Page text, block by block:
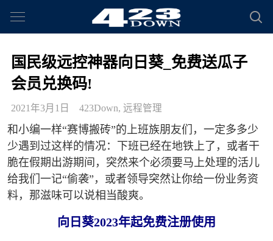
国民级远控神器向日葵_免费送瓜子
会员兑换码!
2021年3月1日 423Down, 远程管理
和小编一样“赛博搬砖”的上班族朋友们，一定多多少
少遇到过这样的情况：下班已经在地铁上了，或者干
脆在假期出游期间，突然来个必须要马上处理的活儿
给我们一记“偷袭”，或者领导突然让你给一份业务资
料，那滋味可以说相当酸爽。
向日葵2023年起免费注册使用